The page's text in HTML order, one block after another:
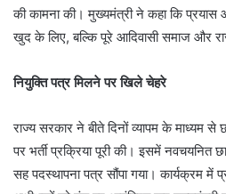
की कामना की। मुख्यमंत्री ने कहा कि प्रयास
खुद के लिए, बल्कि पूरे आदिवासी समाज और
नियुक्ति पत्र मिलने पर खिले चेहरे
राज्य सरकार ने बीते दिनों व्यापम के माध्यम से
पर भर्ती प्रक्रिया पूरी की। इसमें नवचयनित
सह पदस्थापना पत्र सौंपा गया। कार्यक्रम में